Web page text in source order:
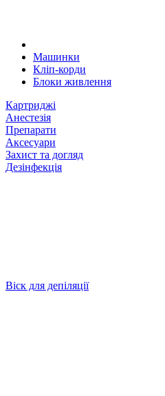
Машинки
Кліп-корди
Блоки живлення
Картриджі
Анестезія
Препарати
Аксесуари
Захист та догляд
Дезінфекція
Віск для депіляції